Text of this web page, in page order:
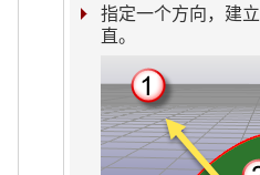
指定一个方向，建
直。